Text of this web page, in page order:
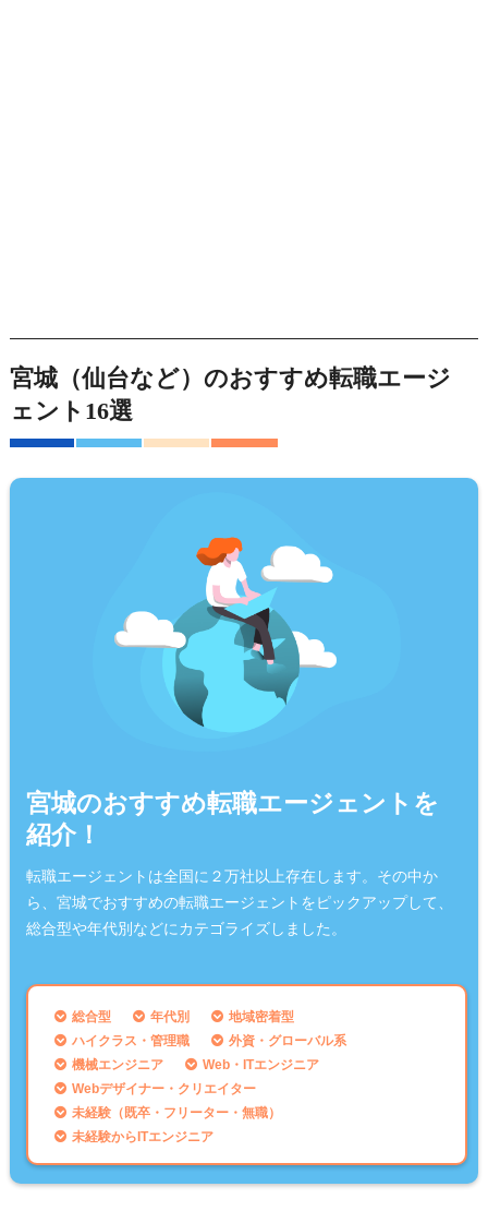
宮城（仙台など）のおすすめ転職エージ
ェント16選
宮城のおすすめ転職エージェントを
紹介！
転職エージェントは全国に２万社以上存在します。その中か
ら、宮城でおすすめの転職エージェントをピックアップして、
総合型や年代別などにカテゴライズしました。
総合型 年代別
地域密着型
ハイクラス・管理職
外資・グローバル系
機械エンジニア
Web・ITエンジニア
Webデザイナー・クリエイター
未経験（既卒・フリーター・無職）
未経験からITエンジニア